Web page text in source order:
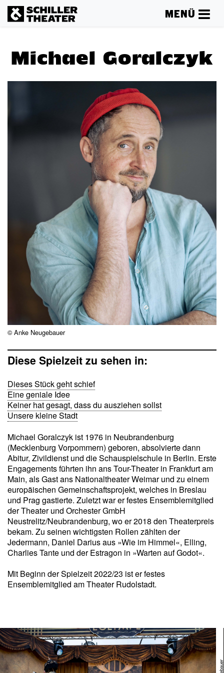
MENÜ
Michael Goralczyk
© Anke Neugebauer
Diese Spielzeit zu sehen in:
Dieses Stück geht schief
Eine geniale Idee
Keiner hat gesagt, dass du ausziehen sollst
Unsere kleine Stadt
Michael Goralczyk ist 1976 in Neubrandenburg
(Mecklenburg Vorpommern) geboren, absolvierte dann
Abitur, Zivildienst und die Schauspielschule in Berlin. Erste
Engagements führten ihn ans Tour-Theater in Frankfurt am
Main, als Gast ans Nationaltheater Weimar und zu einem
europäischen Gemeinschaftsprojekt, welches in Breslau
und Prag gastierte. Zuletzt war er festes Ensemblemitglied
der Theater und Orchester GmbH
Neustrelitz/Neubrandenburg, wo er 2018 den Theaterpreis
bekam. Zu seinen wichtigsten Rollen zählten der
Jedermann, Daniel Darius aus »Wie im Himmel«, Elling,
Charlies Tante und der Estragon in »Warten auf Godot«.
Mit Beginn der Spielzeit 2022/23 ist er festes
Ensemblemitglied am Theater Rudolstadt.